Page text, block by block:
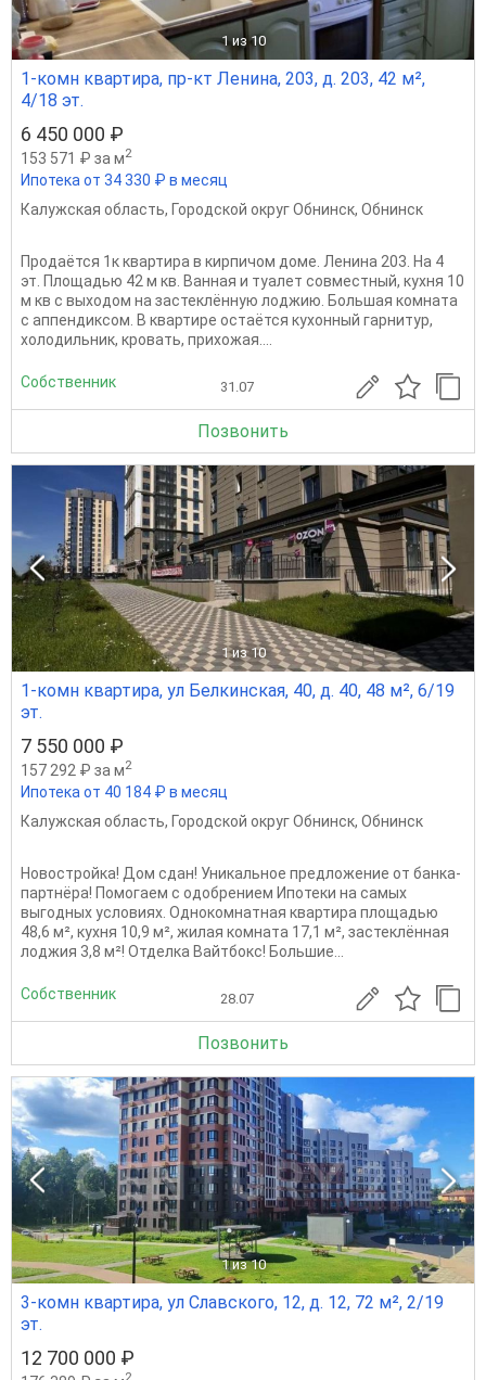
1 из 10
1-комн квартира, пр-кт Ленина, 203, д. 203, 42 м²,
4/18 эт.
6 450 000 ₽
153 571 ₽ за м2
Ипотека от 34 330 ₽ в месяц
Калужская область, Городской округ Обнинск, Обнинск
Продаётся 1к квартира в кирпичом доме. Ленина 203. На 4
эт. Площадью 42 м кв. Ванная и туалет совместный, кухня 10
м кв с выходом на застеклённую лоджию. Большая комната
с аппендиксом. В квартире остаётся кухонный гарнитур,
холодильник, кровать, прихожая....
Собственник 31.07
Позвонить
1 из 10
1-комн квартира, ул Белкинская, 40, д. 40, 48 м², 6/19
эт.
7 550 000 ₽
157 292 ₽ за м2
Ипотека от 40 184 ₽ в месяц
Калужская область, Городской округ Обнинск, Обнинск
Новостройка! Дом сдан! Уникальное предложение от банка-
партнёра! Помогаем с одобрением Ипотеки на самых
выгодных условиях. Однокомнатная квартира площадью
48,6 м², кухня 10,9 м², жилая комната 17,1 м², застеклённая
лоджия 3,8 м²! Отделка Вайтбокс! Большие...
Собственник 28.07
Позвонить
1 из 10
3-комн квартира, ул Славского, 12, д. 12, 72 м², 2/19
эт.
12 700 000 ₽
2